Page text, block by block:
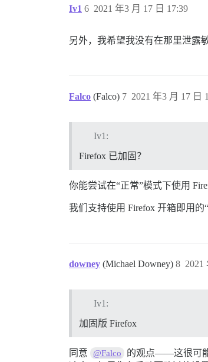
Iv1 2021 年3 月 17 日 17:39
6
另外，我希望我没有在那里泄露
Falco (Falco) 2021 年3 月 17 日
7
Iv1:
Firefox 已加固？
你能尝试在“正常”模式下使用
我们支持使用 Firefox 开箱即用的
downey (Michael Downey) 2021
8
Iv1:
加固版 Firefox
同意 @Falco
的观点——这很可能